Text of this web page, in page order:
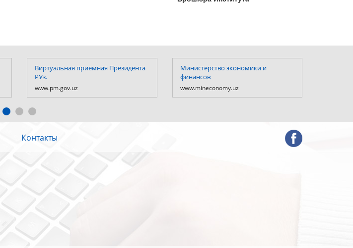
Виртуальная приемная Президента
РУз.
www.pm.gov.uz
Министерство экономики и
финансов
www.mineconomy.uz
Контакты